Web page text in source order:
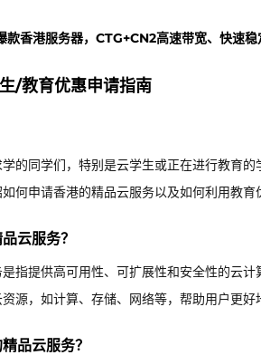
款香港服务器，CTG+CN2高速带宽、快速
/教育优惠申请指南
的同学们，特别是云学生或正在进行教育
何申请香港的精品云服务以及如何利用教育
云服务？
指提供高可用性、可扩展性和安全性的云
源，如计算、存储、网络等，帮助用户更好
品云服务？